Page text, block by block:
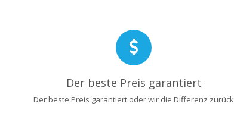
Der beste Preis garantiert
Der beste Preis garantiert oder wir die Differenz zurück